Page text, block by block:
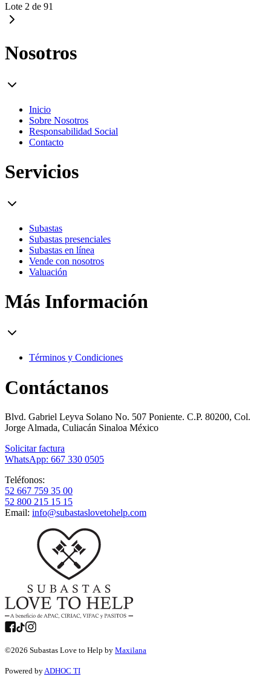
Lote 2 de 91
Nosotros
Inicio
Sobre Nosotros
Responsabilidad Social
Contacto
Servicios
Subastas
Subastas presenciales
Subastas en línea
Vende con nosotros
Valuación
Más Información
Términos y Condiciones
Contáctanos
Blvd. Gabriel Leyva Solano No. 507 Poniente. C.P. 80200, Col.
Jorge Almada, Culiacán Sinaloa México
Solicitar factura
WhatsApp: 667 330 0505
Teléfonos:
52 667 759 35 00
52 800 215 15 15
Email: info@subastaslovetohelp.com
©2026 Subastas Love to Help by Maxilana
Powered byADHOC TI